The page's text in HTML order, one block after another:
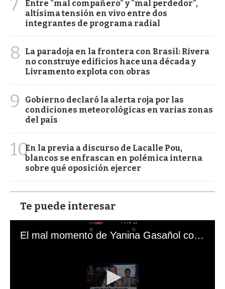
7
Entre "mal compañero" y "mal perdedor",
altísima tensión en vivo entre dos
integrantes de programa radial
8
La paradoja en la frontera con Brasil: Rivera
no construye edificios hace una década y
Livramento explota con obras
9
Gobierno declaró la alerta roja por las
condiciones meteorológicas en varias zonas
del país
10En la previa a discurso de Lacalle Pou,
blancos se enfrascan en polémica interna
sobre qué oposición ejercer
Te puede interesar
El mal momento de Yanina Gasañol con un hincha argentino en "Subrayado"